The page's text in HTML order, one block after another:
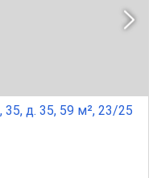
35, д. 35, 59 м², 23/25